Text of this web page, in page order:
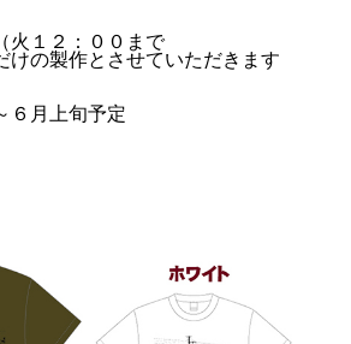
火１２：００まで
の製作とさせていただきます
６月上旬予定